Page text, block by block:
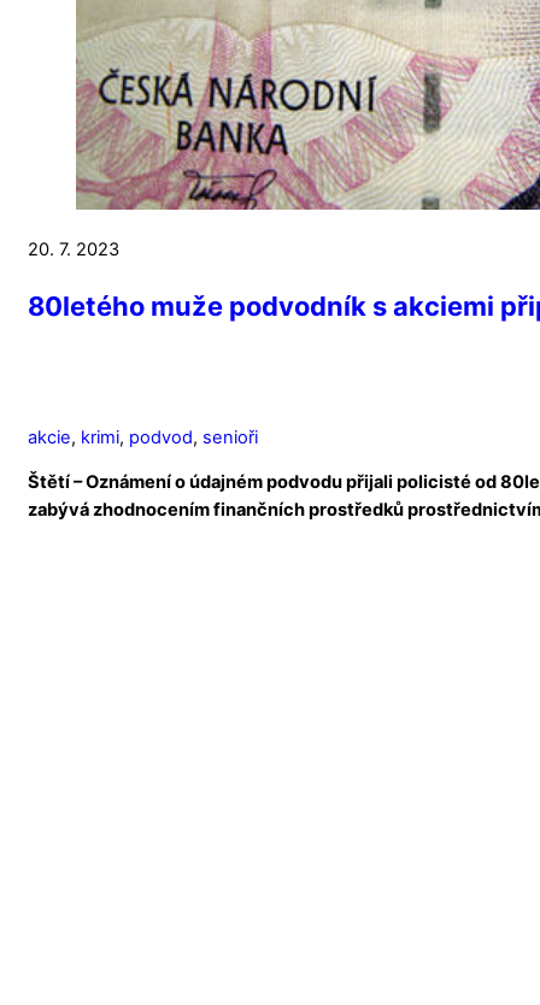
20. 7. 2023
80letého muže podvodník s akciemi
akcie, krimi, podvod, senioři
Štětí – Oznámení o údajném podvodu přijali policisté od
zabývá zhodnocením finančních prostředků